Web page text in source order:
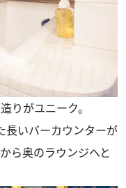
りがユニーク。
いバーカウンターが
ら奥のラウンジへと